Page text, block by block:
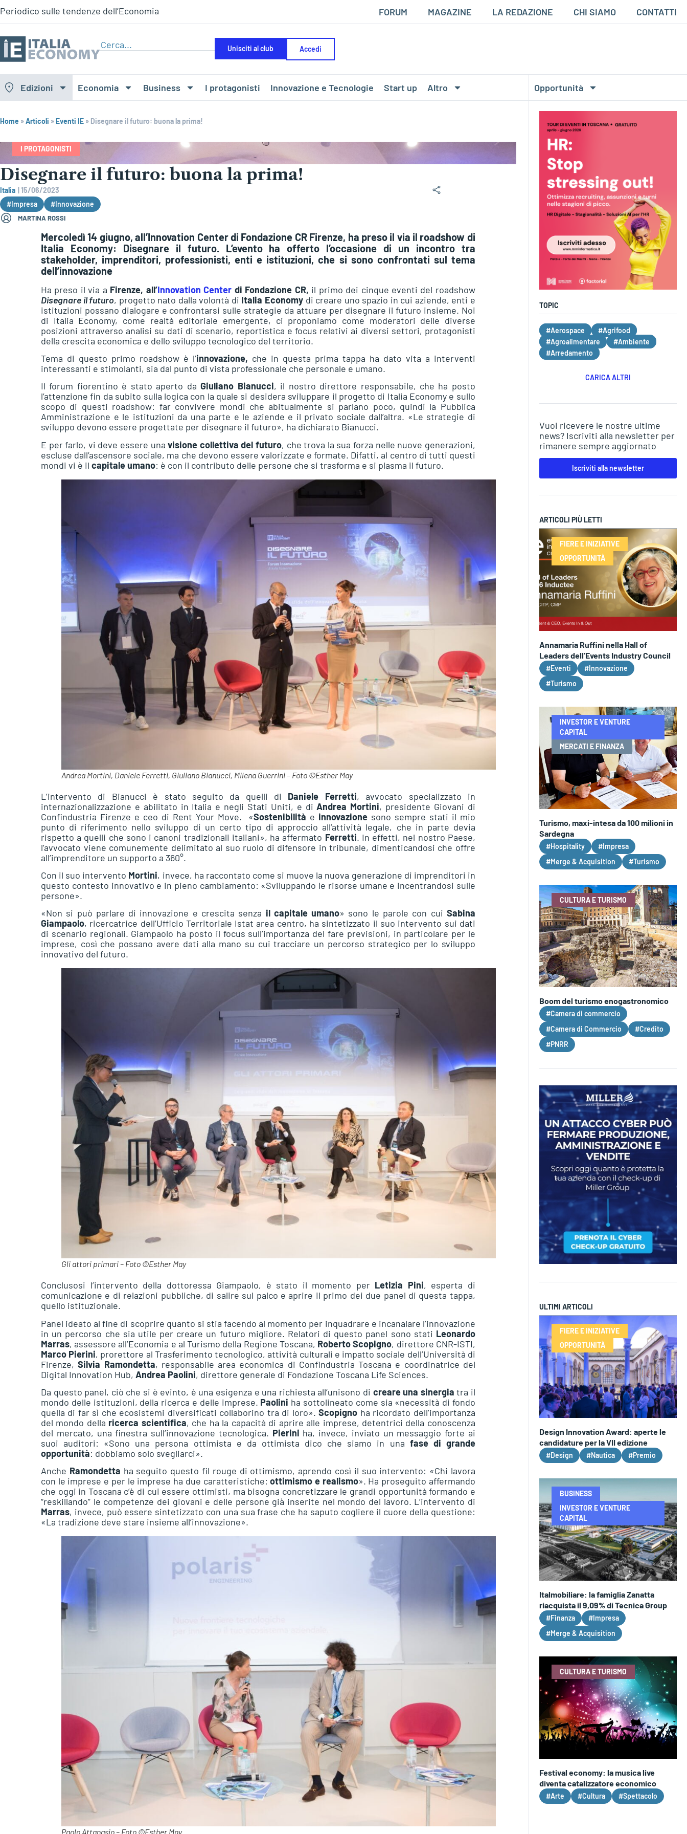
Periodico sulle tendenze dell’Economia FORUM MAGAZINE LA REDAZIONE CHI SIAMO CONTATTI
Unisciti al club Accedi
Edizioni Economia Business I protagonisti Innovazione e Tecnologie Start up Altro Opportunità
Home »Articoli »Eventi IE » Disegnare il futuro: buona la prima!
I PROTAGONISTI
Disegnare il futuro: buona la prima!
Italia
15/06/2023
#Impresa
#Innovazione
MARTINA ROSSI
Mercoledì 14 giugno, all’Innovation Center di Fondazione CR Firenze, ha preso il via il roadshow di
Italia Economy: Disegnare il futuro. L’evento ha offerto l’occasione di un incontro tra
stakeholder, imprenditori, professionisti, enti e istituzioni, che si sono confrontati sul tema
dell’innovazione
Ha preso il via a Firenze, all’Innovation Center di Fondazione CR, il primo dei cinque eventi del roadshow
Disegnare il futuro, progetto nato dalla volontà di Italia Economydi creare uno spazio in cui aziende, enti e
istituzioni possano dialogare e confrontarsi sulle strategie da attuare per disegnare il futuro insieme. Noi
di Italia Economy, come realtà editoriale emergente, ci proponiamo come moderatori delle diverse
posizioni attraverso analisi su dati di scenario, reportistica e focus relativi ai diversi settori, protagonisti
della crescita economica e dello sviluppo tecnologico del territorio.
Tema di questo primo roadshow è l’innovazione, che in questa prima tappa ha dato vita a interventi
interessanti e stimolanti, sia dal punto di vista professionale che personale e umano.
Il forum fiorentino è stato aperto daGiuliano Bianucci, il nostro direttore responsabile, che ha posto
l’attenzione fin da subito sulla logica con la quale si desidera sviluppare il progetto di Italia Economy e sullo
scopo di questi roadshow: far convivere mondi che abitualmente si parlano poco, quindi la Pubblica
Amministrazione e le istituzioni da una parte e le aziende e il privato sociale dall’altra. «Le strategie di
sviluppo devono essere progettate per disegnare il futuro», ha dichiarato Bianucci.
E per farlo, vi deve essere unavisione collettiva del futuro, che trova la sua forza nelle nuove generazioni,
escluse dall’ascensore sociale, ma che devono essere valorizzate e formate. Difatti, al centro di tutti questi
mondi vi è il capitale umano: è con il contributo delle persone che si trasforma e si plasma il futuro.
Andrea Mortini, Daniele Ferretti, Giuliano Bianucci, Milena Guerrini – Foto ©Esther May
L’intervento di Bianucci è stato seguito da quelli di Daniele Ferretti, avvocato specializzato in
internazionalizzazione e abilitato in Italia e negli Stati Uniti, e diAndrea Mortini, presidente Giovani di
Confindustria Firenze e ceo di Rent Your Move. «Sostenibilità e innovazione sono sempre stati il mio
punto di riferimento nello sviluppo di un certo tipo di approccio all’attività legale, che in parte devia
rispetto a quelli che sono i canoni tradizionali italiani», ha affermato Ferretti. In effetti, nel nostro Paese,
l’avvocato viene comunemente delimitato al suo ruolo di difensore in tribunale, dimenticandosi che offre
all’imprenditore un supporto a 360°.
Con il suo intervento Mortini, invece, ha raccontato come si muove la nuova generazione di imprenditori in
questo contesto innovativo e in pieno cambiamento: «Sviluppando le risorse umane e incentrandosi sulle
persone».
«Non si può parlare di innovazione e crescita senza il capitale umano» sono le parole con cui Sabina
Giampaolo, ricercatrice dell’Ufficio Territoriale Istat area centro, ha sintetizzato il suo intervento sui dati
di scenario regionali. Giampaolo ha posto il focus sull’importanza del fare previsioni, in particolare per le
imprese, così che possano avere dati alla mano su cui tracciare un percorso strategico per lo sviluppo
innovativo del futuro.
Gli attori primari – Foto ©Esther May
Conclusosi l’intervento della dottoressa Giampaolo, è stato il momento per Letizia Pini, esperta di
comunicazione e di relazioni pubbliche, di salire sul palco e aprire il primo dei due panel di questa tappa,
quello istituzionale.
Panel ideato al fine di scoprire quanto si stia facendo al momento per inquadrare e incanalare l’innovazione
in un percorso che sia utile per creare un futuro migliore. Relatori di questo panel sono stati Leonardo
Marras, assessore all’Economia e al Turismo della Regione Toscana, Roberto Scopigno, direttore CNR-ISTI,
Marco Pierini, prorettore al Trasferimento tecnologico, attività culturali e impatto sociale dell’Università di
Firenze,Silvia Ramondetta, responsabile area economica di Confindustria Toscana e coordinatrice del
Digital Innovation Hub, Andrea Paolini, direttore generale di Fondazione Toscana Life Sciences.
Da questo panel, ciò che si è evinto, è una esigenza e una richiesta all’unisono di creare una sinergia tra il
mondo delle istituzioni, della ricerca e delle imprese. Paolini ha sottolineato come sia «necessità di fondo
quella di far sì che ecosistemi diversificati collaborino tra di loro».Scopigno ha ricordato dell’importanza
del mondo della ricerca scientifica, che ha la capacità di aprire alle imprese, detentrici della conoscenza
del mercato, una finestra sull’innovazione tecnologica. Pierini ha, invece, inviato un messaggio forte ai
suoi auditori: «Sono una persona ottimista e da ottimista dico che siamo in una fase di grande
opportunità: dobbiamo solo svegliarci».
Anche Ramondetta ha seguito questo fil rouge di ottimismo, aprendo così il suo intervento: «Chi lavora
con le imprese e per le imprese ha due caratteristiche:ottimismo e realismo». Ha proseguito affermando
che oggi in Toscana c’è di cui essere ottimisti, ma bisogna concretizzare le grandi opportunità formando e
“reskillando” le competenze dei giovani e delle persone già inserite nel mondo del lavoro. L’intervento di
Marras, invece, può essere sintetizzato con una sua frase che ha saputo cogliere il cuore della questione:
«La tradizione deve stare insieme all’innovazione».
Paolo Attanasio – Foto ©Esther May
TOPIC
#Aerospace
#Agrifood
#Agroalimentare
#Ambiente
#Arredamento
CARICA ALTRI
Vuoi ricevere le nostre ultime
news? Iscriviti alla newsletter per
rimanere sempre aggiornato
Iscriviti alla newsletter
ARTICOLI PIÙ LETTI
FIERE E INIZIATIVE
OPPORTUNITÀ
Annamaria Ruffini nella Hall of
Leaders dell’Events Industry Council
#Eventi
#Innovazione
#Turismo
INVESTOR E VENTURE
CAPITAL
MERCATI E FINANZA
Turismo, maxi-intesa da 100 milioni in
Sardegna
#Hospitality
#Impresa
#Merge & Acquisition
#Turismo
CULTURA E TURISMO
Boom del turismo enogastronomico
#Camera di commercio
#Camera di Commercio
#Credito
#PNRR
ULTIMI ARTICOLI
FIERE E INIZIATIVE
OPPORTUNITÀ
Design Innovation Award: aperte le
candidature per la VII edizione
#Design #Nautica #Premio
BUSINESS
INVESTOR E VENTURE
CAPITAL
Italmobiliare: la famiglia Zanatta
riacquista il 9,09% di Tecnica Group
#Finanza
#Impresa
#Merge & Acquisition
CULTURA E TURISMO
Festival economy: la musica live
diventa catalizzatore economico
#Arte #Cultura #Spettacolo